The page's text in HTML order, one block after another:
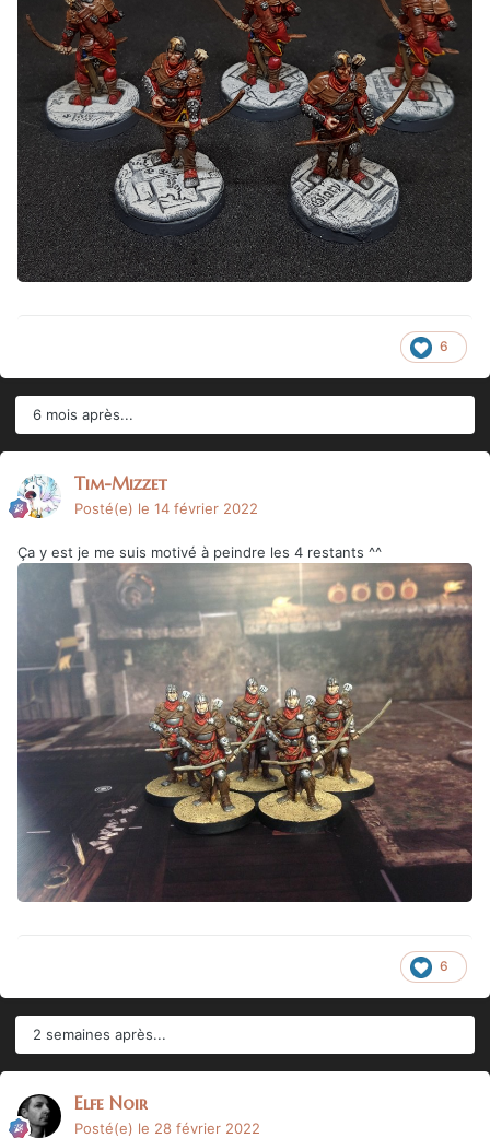
6
6 mois après...
Tim-Mizzet
Posté(e) le 14 février 2022
Ça y est je me suis motivé à peindre les 4 restants ^^
6
2 semaines après...
Elfe Noir
Posté(e) le 28 février 2022